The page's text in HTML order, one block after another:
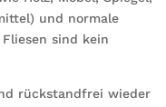
und normale
sind kein
rückstandfrei wieder